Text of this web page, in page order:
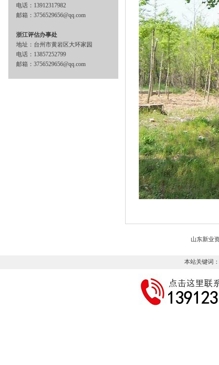
电话：13912317982
邮箱：3756529656@qq.com
浙江评估办事处
地址：台州市黄岩区大环家园
电话：13857252799
邮箱：3756529656@qq.com
山东新业
本站关键词：